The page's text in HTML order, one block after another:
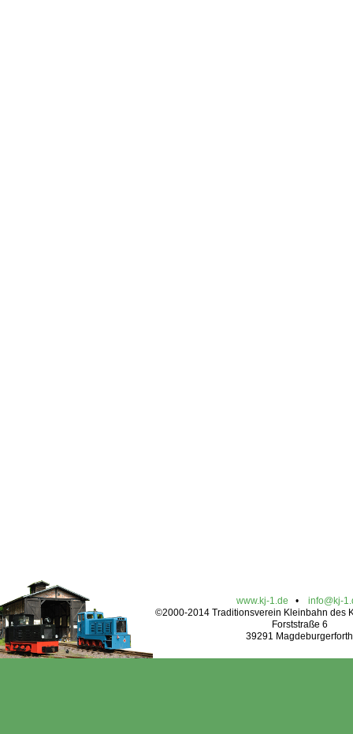
www.kj-1.de • info@kj-
©2000-2014 Traditionsverein Kleinbahn des
Forststraße 6
39291 Magdeburgerforth